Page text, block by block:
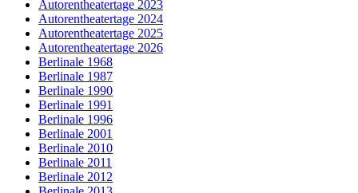
Autorentheatertage 2023
Autorentheatertage 2024
Autorentheatertage 2025
Autorentheatertage 2026
Berlinale 1968
Berlinale 1987
Berlinale 1990
Berlinale 1991
Berlinale 1996
Berlinale 2001
Berlinale 2010
Berlinale 2011
Berlinale 2012